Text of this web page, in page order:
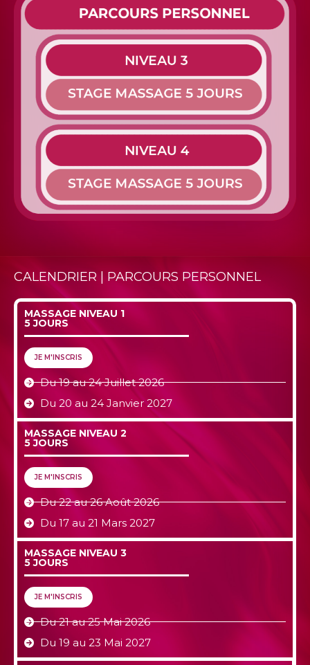
CALENDRIER | PARCOURS PERSONNEL
MASSAGE NIVEAU 1
5 JOURS
JE M'INSCRIS
Du 19 au 24 Juillet 2026
Du 20 au 24 Janvier 2027
MASSAGE NIVEAU 2
5 JOURS
JE M'INSCRIS
Du 22 au 26 Août 2026
Du 17 au 21 Mars 2027
MASSAGE NIVEAU 3
5 JOURS
JE M'INSCRIS
Du 21 au 25 Mai 2026
Du 19 au 23 Mai 2027